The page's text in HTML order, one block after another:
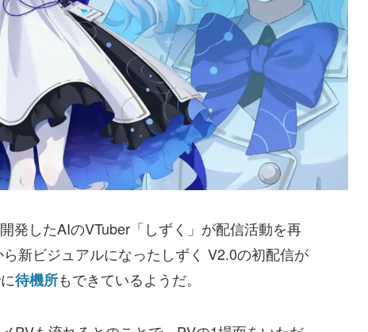
発したAIのVTuber「しずく」が配信活動を再
新ビジュアルになったしずく V2.0の初配信が
待機所もできているようだ。